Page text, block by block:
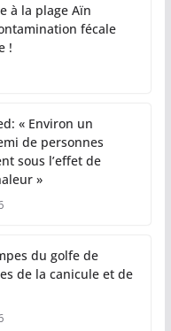
à la plage Aïn
fécale
!
« Environ un
de personnes
sous l’effet de
»
du golfe de
de la canicule et de